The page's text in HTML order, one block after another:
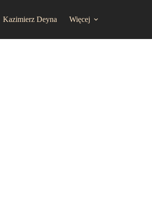
Kazimierz Deyna Więcej